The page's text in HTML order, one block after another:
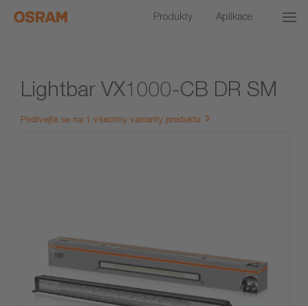
Produkty Aplikace
Lightbar VX1000-CB DR SM
Podívejte se na 1 všechny varianty produktu